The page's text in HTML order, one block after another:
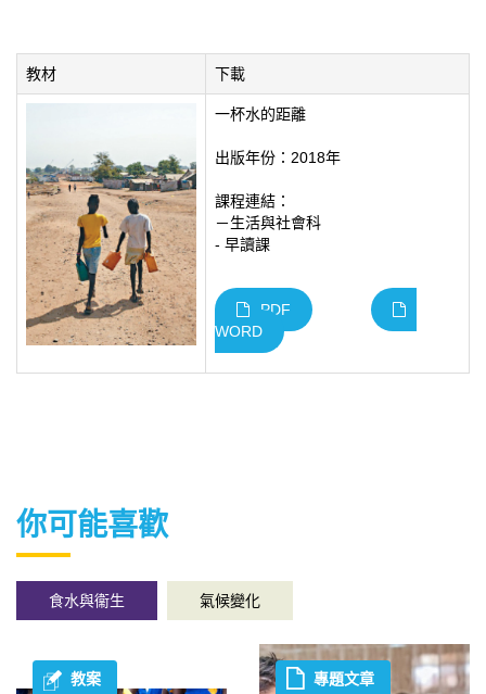
教材 下載
一杯水的距離
出版年份：2018年
課程連結：
－生活與社會科
- 早讀課
PDF
WORD
你可能喜歡
食水與衞生 氣候變化
教案 專題文章